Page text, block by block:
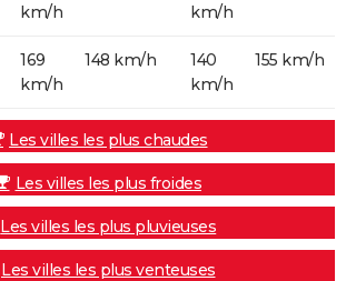
km/h
km/h
169
km/h
148 km/h
140
km/h
155 km/h
Les villes les plus chaudes
Les villes les plus froides
Les villes les plus pluvieuses
Les villes les plus venteuses